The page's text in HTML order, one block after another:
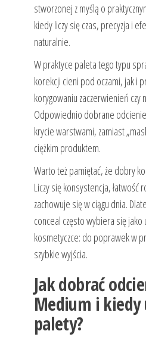
stworzonej z myślą o
kiedy liczy się czas, precyzja i
naturalnie.
W praktyce paleta tego typu
korekcji cieni pod oczami, jak i
korygowaniu zaczerwienień
Odpowiednio dobrane
krycie warstwami, zamiast
ciężkim produktem.
Warto też pamiętać, że dobry
Liczy się konsystencja, łatwość
zachowuje się w ciągu dnia.
conceal często wybiera się
kosmetyczce: do poprawek w
szybkie wyjścia.
Jak dobrać
Medium i kiedy
palety?